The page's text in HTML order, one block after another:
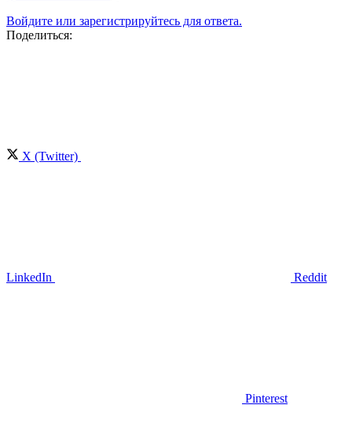
Войдите или зарегистрируйтесь для ответа.
Поделиться:
X (Twitter)
LinkedIn Reddit
Pinterest